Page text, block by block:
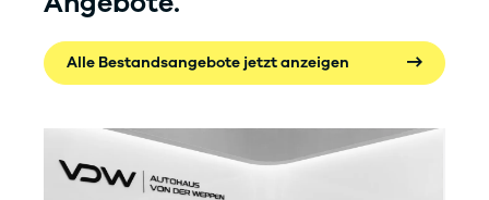
Alle Bestandsangebote jetzt anzeigen